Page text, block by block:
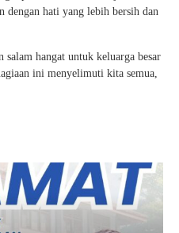
dengan hati yang lebih bersih dan
hangat untuk keluarga besar
ini menyelimuti kita semua,